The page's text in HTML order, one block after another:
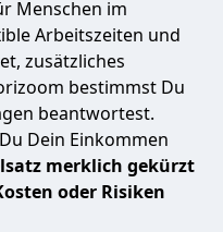
Menschen im
Arbeitszeiten und
zusätzliches
bestimmst Du
beantwortest.
Dein Einkommen
merklich gekürzt
oder Risiken